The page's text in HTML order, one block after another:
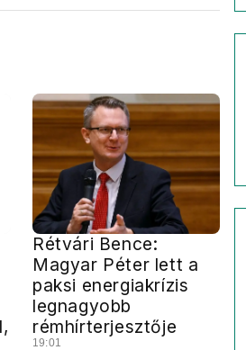
Rétvári Bence:
Magyar Péter lett a
paksi energiakrízis
legnagyobb
rémhírterjesztője
19:01